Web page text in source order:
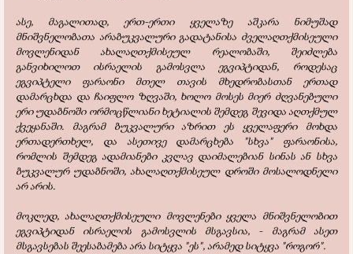
ასე, მაგალითად, ერთ-ერთი ყველაზე აშკარა ნიმუშად
მნიშვნელობათა არაბუკვალური გადატანისა ძველაღთქმისეული
მოვლენიდან ახალაღთქმისეულ რეალობაში, შეიძლება
განვიხილოთ ისრაელის გამოსვლა ეგვიპტიდან, როდესაც
ეგვიპტელი ფარაონი მთელ თავის მხედრობასთან ერთად
დამარცხდა და ჩაიფლო ზღვაში, ხოლო მოსეს მიერ ძღვანებული
ერი უდაბნოში ორმოცწლიანი ხეტიალის შემდეგ შევიდა აღთქმულ
ქვეყანაში. მაგრამ ბუკვალური აზრით ეს ყველაფერი მოხდა
ერთადერთხელ, და ასეთივე დამარცხება "სხვა" ფარაონისა,
რომლის შემდეგ ადამიანები კვლავ დაიმალებიან სინას ან სხვა
ბუკვალურ უდაბნოში, ახალაღთქმისეულ დროში მოსალოდნელი
არ არის.
მოკლედ, ახალაღთქმისეული მოვლენები ყველა მნიშვნელობით
ეგვიპტიდან ისრაელის გამოსვლის მსგავსია, - მაგრამ ასეთ
მსგავსებას შეესაბამება არა სიტყვა "ეს", არამედ სიტყვა "როგორ".